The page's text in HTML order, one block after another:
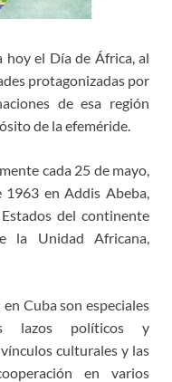
hoy el Día de África, al
protagonizadas por
de esa región
de la efeméride.
cada 25 de mayo,
1963 en Addis Abeba,
del continente
la Unidad Africana,
Cuba son especiales
lazos políticos y
culturales y las
en varios